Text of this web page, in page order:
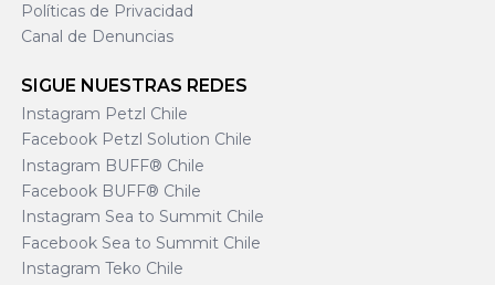
Políticas de Privacidad
Canal de Denuncias
SIGUE NUESTRAS REDES
Instagram Petzl Chile
Facebook Petzl Solution Chile
Instagram BUFF® Chile
Facebook BUFF® Chile
Instagram Sea to Summit Chile
Facebook Sea to Summit Chile
Instagram Teko Chile